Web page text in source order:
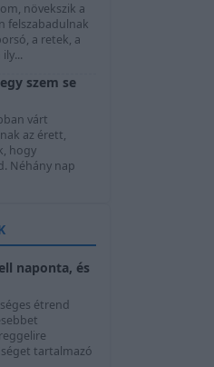
növekszik a
felszabadulnak
a retek, a
szem se
várt
az érett,
hogy
Néhány nap
naponta, és
étrend
tartalmazó